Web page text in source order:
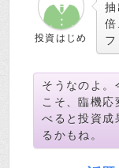
投資はじめ
フ
そうなのよ。
こそ、臨機応
べると投資成
るかもね。